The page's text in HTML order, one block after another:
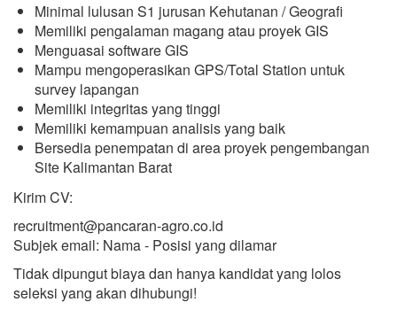
Minimal lulusan S1 jurusan Kehutanan / Geografi
Memiliki pengalaman magang atau proyek GIS
Menguasai software GIS
Mampu mengoperasikan GPS/Total Station untuk
survey lapangan
Memiliki integritas yang tinggi
Memiliki kemampuan analisis yang baik
Bersedia penempatan di area proyek pengembangan
Site Kalimantan Barat
Kirim CV:
recruitment@pancaran-agro.co.id
Subjek email: Nama - Posisi yang dilamar
Tidak dipungut biaya dan hanya kandidat yang lolos
seleksi yang akan dihubungi!